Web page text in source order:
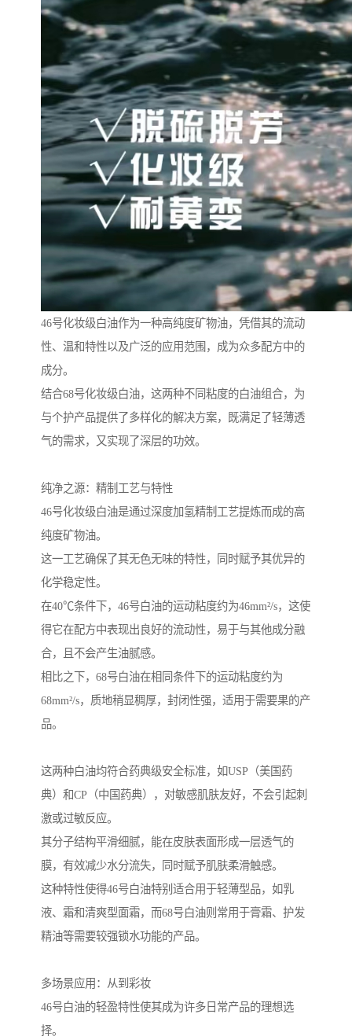
46号化妆级白油作为一种高纯度矿物油，凭借其的流动
性、温和特性以及广泛的应用范围，成为众多配方中的
成分。
结合68号化妆级白油，这两种不同粘度的白油组合，为
与个护产品提供了多样化的解决方案，既满足了轻薄透
气的需求，又实现了深层的功效。
纯净之源：精制工艺与特性
46号化妆级白油是通过深度加氢精制工艺提炼而成的高
纯度矿物油。
这一工艺确保了其无色无味的特性，同时赋予其优异的
化学稳定性。
在40℃条件下，46号白油的运动粘度约为46mm²/s，这使
得它在配方中表现出良好的流动性，易于与其他成分融
合，且不会产生油腻感。
相比之下，68号白油在相同条件下的运动粘度约为
68mm²/s，质地稍显稠厚，封闭性强，适用于需要果的产
品。
这两种白油均符合药典级安全标准，如USP（美国药
典）和CP（中国药典），对敏感肌肤友好，不会引起刺
激或过敏反应。
其分子结构平滑细腻，能在皮肤表面形成一层透气的
膜，有效减少水分流失，同时赋予肌肤柔滑触感。
这种特性使得46号白油特别适合用于轻薄型品，如乳
液、霜和清爽型面霜，而68号白油则常用于膏霜、护发
精油等需要较强锁水功能的产品。
多场景应用：从到彩妆
46号白油的轻盈特性使其成为许多日常产品的理想选
择。